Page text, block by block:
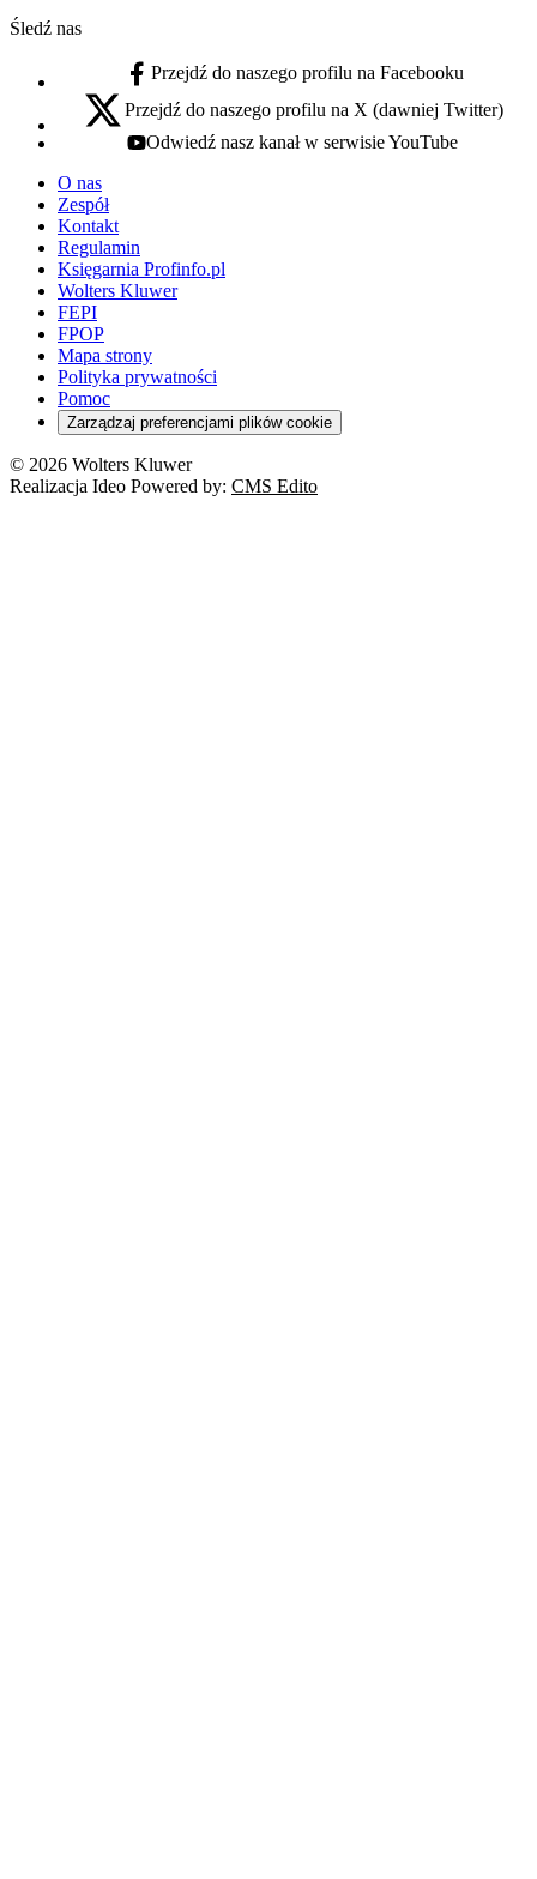
Śledź nas
facebook - otwiera się w nowej karcie
Przejdź do naszego profilu na Facebooku
x - otwiera się w nowej karcie
Przejdź do naszego profilu na X (dawniej Twitter)
youtube - otwiera się w nowej karcie
Odwiedź nasz kanał w serwisie YouTube
O nas
Zespół
Kontakt
Regulamin
Księgarnia Profinfo.pl
Wolters Kluwer
FEPI
FPOP
Mapa strony
Polityka prywatności
Pomoc
Zarządzaj preferencjami plików cookie
© 2026 Wolters Kluwer
Realizacja Ideo Powered by: CMS Edito